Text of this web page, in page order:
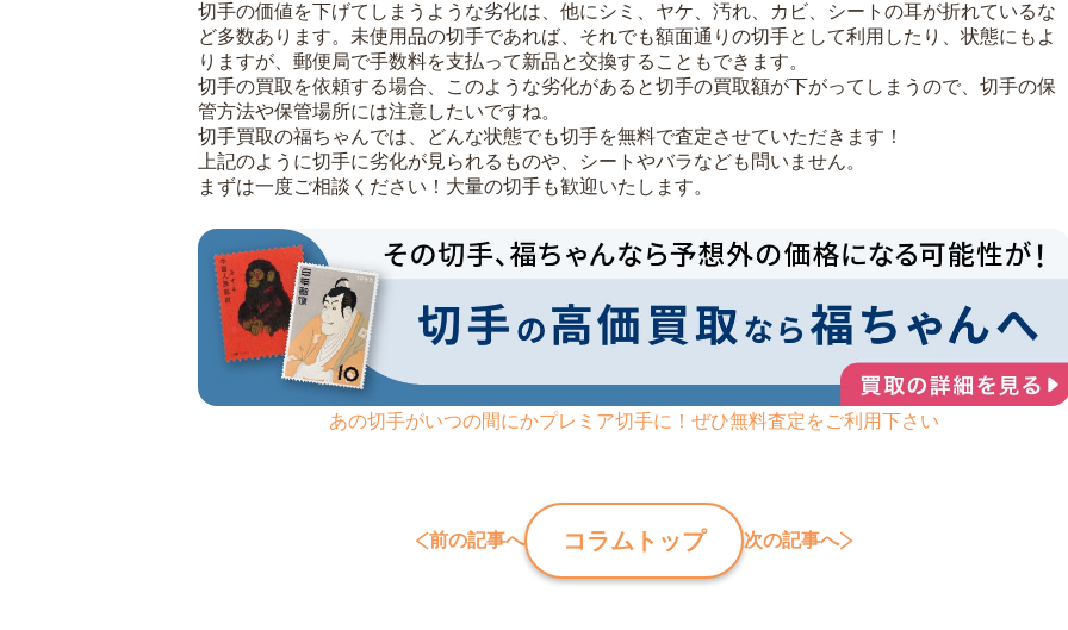
切手の価値を下げてしまうような劣化は、他にシミ、ヤケ、汚れ、カビ、シートの耳が折れているな
ど多数あります。未使用品の切手であれば、それでも額面通りの切手として利用したり、状態にもよ
りますが、郵便局で手数料を支払って新品と交換することもできます。
切手の買取を依頼する場合、このような劣化があると切手の買取額が下がってしまうので、切手の保
管方法や保管場所には注意したいですね。
切手買取の福ちゃんでは、どんな状態でも切手を無料で査定させていただきます！
上記のように切手に劣化が見られるものや、シートやバラなども問いません。
まずは一度ご相談ください！大量の切手も歓迎いたします。
あの切手がいつの間にかプレミア切手に！ぜひ無料査定をご利用下さい
前の記事へ コラムトップ 次の記事へ